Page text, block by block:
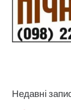
Недавні